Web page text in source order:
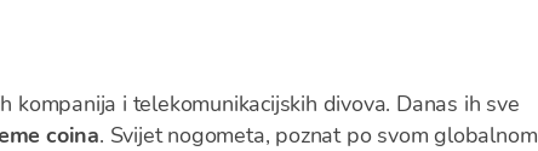
i telekomunikacijskih divova. Danas ih sve
coina. Svijet nogometa, poznat po svom globalnom